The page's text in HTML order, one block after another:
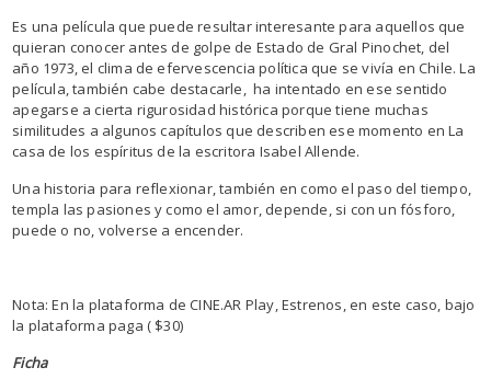
Es una película que puede resultar interesante para aquellos que
quieran conocer antes de golpe de Estado de Gral Pinochet, del
año 1973, el clima de efervescencia política que se vivía en Chile. La
película, también cabe destacarle, ha intentado en ese sentido
apegarse a cierta rigurosidad histórica porque tiene muchas
similitudes a algunos capítulos que describen ese momento en La
casa de los espíritus de la escritora Isabel Allende.
Una historia para reflexionar, también en como el paso del tiempo,
templa las pasiones y como el amor, depende, si con un fósforo,
puede o no, volverse a encender.
Nota: En la plataforma de CINE.AR Play, Estrenos, en este caso, bajo
la plataforma paga ( $30)
Ficha